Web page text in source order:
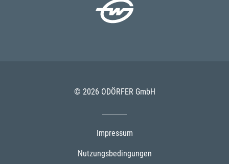
© 2026 ODÖRFER GmbH
Impressum
Nutzungsbedingungen